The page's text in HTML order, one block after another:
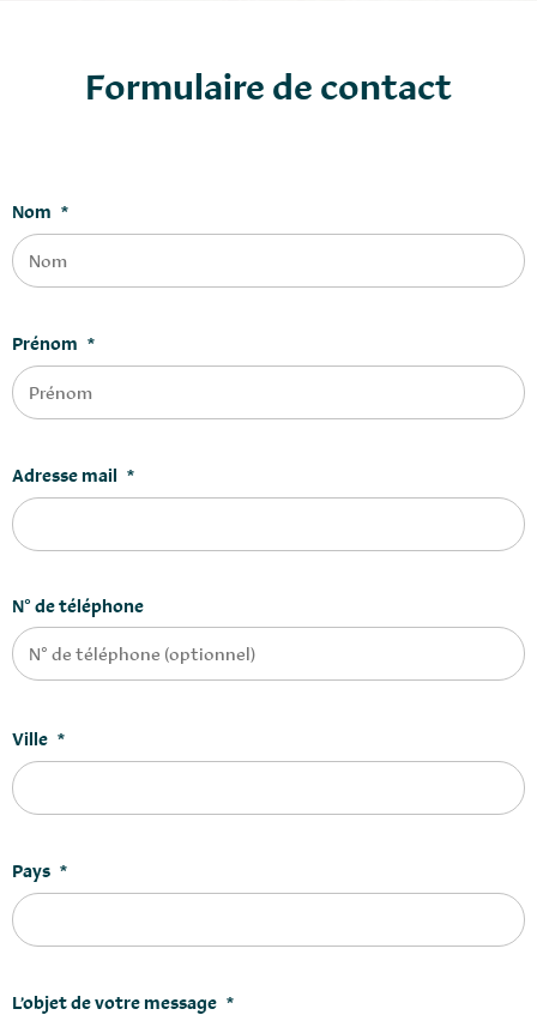
Formulaire de contact
Nom *
Prénom *
Adresse mail *
N° de téléphone
Ville *
Pays *
L’objet de votre message *